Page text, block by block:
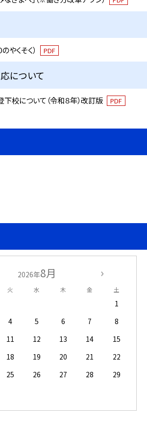
やくそく） PDF
について
校について（令和８年）改訂版 PDF
2026年8月
火 水 木 金 土
1
4 5 6 7
8
11 12 13 14
15
18 19 20 21
22
25 26 27 28
29